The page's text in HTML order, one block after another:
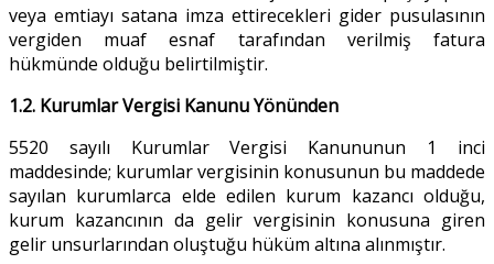
veya emtiayı satana imza ettirecekleri gider pusulasının
vergiden muaf esnaf tarafından verilmiş fatura
hükmünde olduğu belirtilmiştir.
1.2. Kurumlar Vergisi Kanunu Yönünden
5520 sayılı Kurumlar Vergisi Kanununun 1 inci
maddesinde; kurumlar vergisinin konusunun bu maddede
sayılan kurumlarca elde edilen kurum kazancı olduğu,
kurum kazancının da gelir vergisinin konusuna giren
gelir unsurlarından oluştuğu hüküm altına alınmıştır.